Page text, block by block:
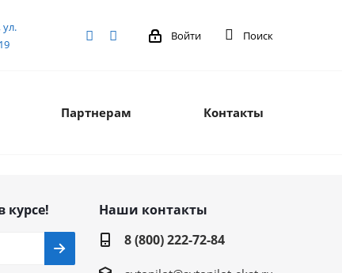
ул.
Войти Поиск
Партнерам Контакты
курсе!
Наши контакты
8 (800) 222-72-84